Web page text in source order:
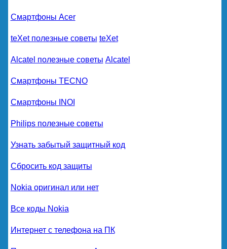
Смартфоны Acer
teXet полезные советы teXet
Alcatel полезные советы Alcatel
Смартфоны TECNO
Смартфоны INOI
Philips полезные советы
Узнать забытый защитный код
Сбросить код защиты
Nokia оригинал или нет
Все коды Nokia
Интернет с телефона на ПК